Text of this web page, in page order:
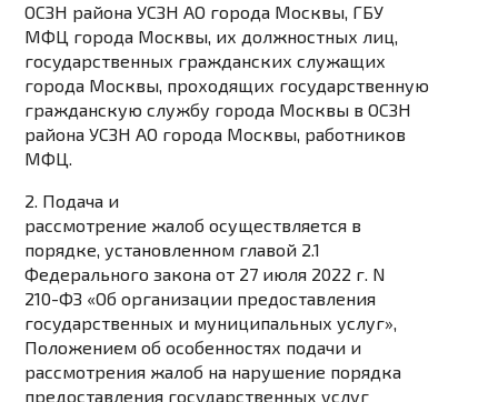
ОСЗН района УСЗН АО города Москвы, ГБУ
МФЦ города Москвы, их должностных лиц,
государственных гражданских служащих
города Москвы, проходящих государственную
гражданскую службу города Москвы в ОСЗН
района УСЗН АО города Москвы, работников
МФЦ.
2. Подача и
рассмотрение жалоб осуществляется в
порядке, установленном главой 2.1
Федерального закона от 27 июля 2022 г. N
210-ФЗ «Об организации предоставления
государственных и муниципальных услуг»,
Положением об особенностях подачи и
рассмотрения жалоб на нарушение порядка
предоставления государственных услуг